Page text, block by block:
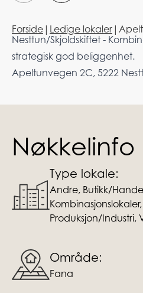
Forside | Ledige lokaler |
Nesttun/Skjoldskiftet -
strategisk god beliggenhet.
Apeltunvegen 2C, 5222
Nøkkelinfo
Type lokale:
Andre, Butikk/
Produksjon/Industri,
Område:
Fana